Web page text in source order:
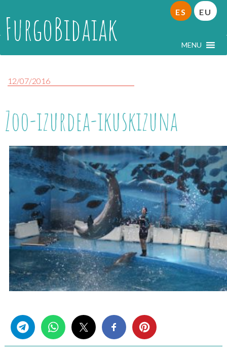
FurgoBidaiak MENU
ES EU
12/07/2016
Zoo-izurdea-ikuskizuna